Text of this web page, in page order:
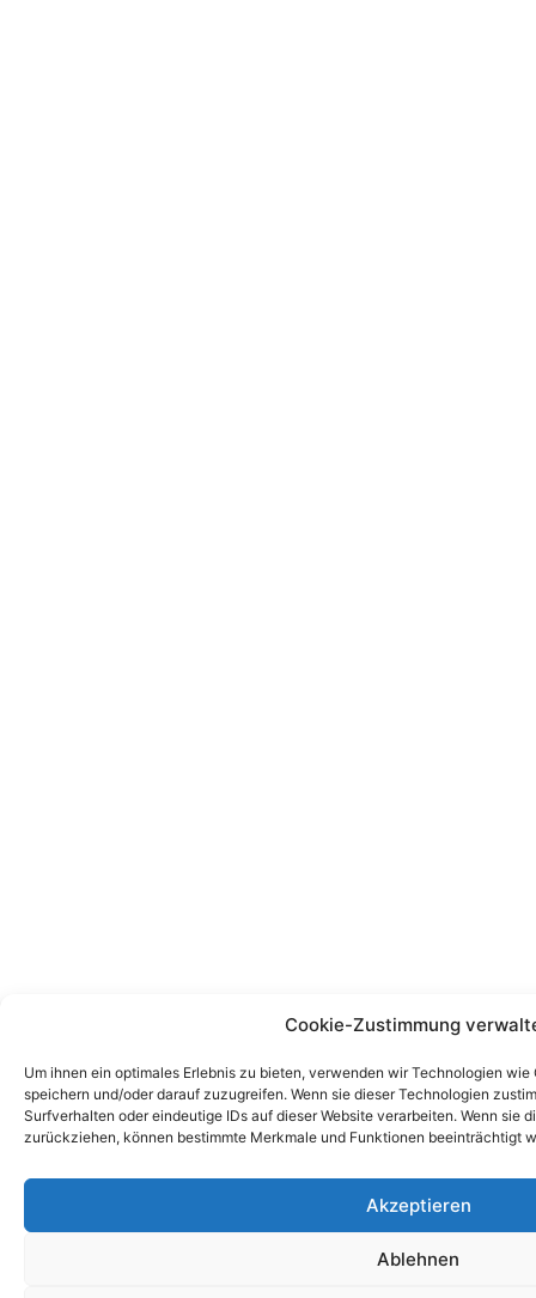
Cookie-Zustimmung
Um ihnen ein optimales Erlebnis zu bieten, verwenden wir Technologien
speichern und/oder darauf zuzugreifen. Wenn sie dieser Technologien
Surfverhalten oder eindeutige IDs auf dieser Website verarbeiten. Wenn sie
zurückziehen, können bestimmte Merkmale und Funktionen beeinträchtigt
Akzeptieren
Ablehnen